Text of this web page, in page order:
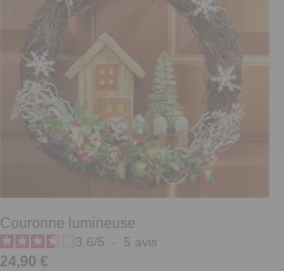
Couronne lumineuse
3.6/5 - 5 avis
24,90 €